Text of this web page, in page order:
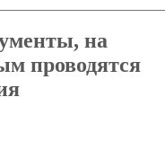
на
проводятся